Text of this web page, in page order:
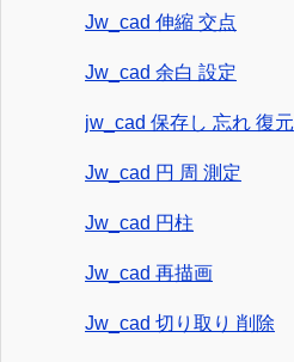
Jw_cad 伸縮 交点
Jw_cad 余白 設定
jw_cad 保存し 忘れ 復元
Jw_cad 円 周 測定
Jw_cad 円柱
Jw_cad 再描画
Jw_cad 切り取り 削除